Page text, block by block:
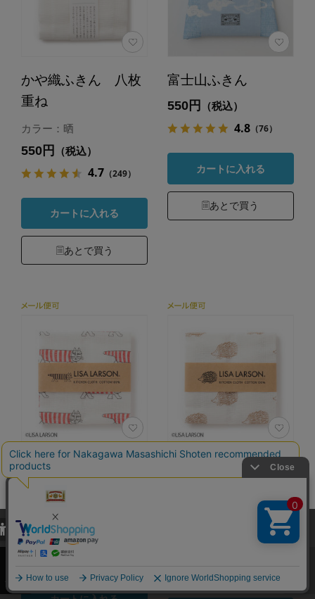
かや織ふきん 八枚
重ね
カラー：晒
550円 （税込）
4.7（249）
カートに入れる
あとで買う
富士山ふきん
550円 （税込）
4.8（76）
カートに入れる
あとで買う
LISA LARSON ふき
ん
カラー：マイキー／レッド
550円（税込）
LISA LARSON ふき
カラー：ハリネズミ／セピ
4.8（421）
当サイトでは、当サイト内における閲覧履歴・属性情報などの取得およ
び利便性向上のためにクッキー（Cookie）を使用いたします。詳細に
関しては「プライバシーポリシー
承諾する